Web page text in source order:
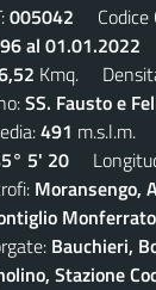
005042 Codice
al 01.01.2022
Kmq.
SS. Fausto e
491 m.s.l.m.
5' 20
Moransengo,
Bauchieri,
Stazione